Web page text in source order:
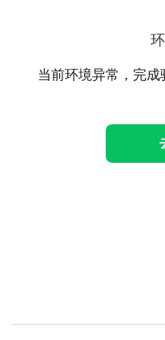
当前环境异常，完成